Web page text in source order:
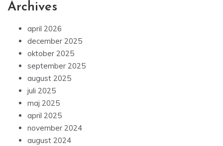
Archives
april 2026
december 2025
oktober 2025
september 2025
august 2025
juli 2025
maj 2025
april 2025
november 2024
august 2024